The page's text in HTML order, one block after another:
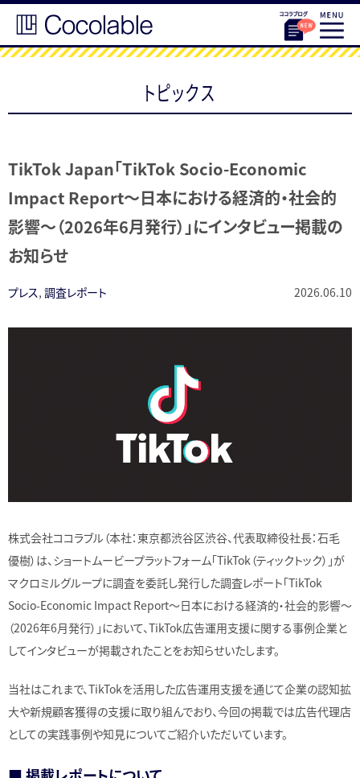
トピックス
TikTok Japan「TikTok Socio-Economic
Impact Report〜日本における経済的・社会的
影響〜（2026年6月発行）」にインタビュー掲載の
お知らせ
プレス, 調査レポート 2026.06.10
株式会社ココラブル（本社：東京都渋谷区渋谷、代表取締役社長：石毛
優樹）は、ショートムービープラットフォーム「TikTok（ティックトック）」が
マクロミルグループに調査を委託し発行した調査レポート「TikTok
Socio-Economic Impact Report〜日本における経済的・社会的影響〜
（2026年6月発行）」において、TikTok広告運用支援に関する事例企業と
してインタビューが掲載されたことをお知らせいたします。
当社はこれまで、TikTokを活用した広告運用支援を通じて企業の認知拡
大や新規顧客獲得の支援に取り組んでおり、今回の掲載では広告代理店
としての実践事例や知見についてご紹介いただいています。